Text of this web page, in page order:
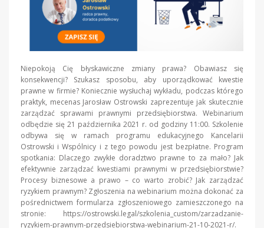
Niepokoją Cię błyskawiczne zmiany prawa? Obawiasz się
konsekwencji? Szukasz sposobu, aby uporządkować kwestie
prawne w firmie? Koniecznie wysłuchaj wykładu, podczas którego
praktyk, mecenas Jarosław Ostrowski zaprezentuje jak skutecznie
zarządzać sprawami prawnymi przedsiębiorstwa. Webinarium
odbędzie się 21 października 2021 r. od godziny 11:00. Szkolenie
odbywa się w ramach programu edukacyjnego Kancelarii
Ostrowski i Wspólnicy i z tego powodu jest bezpłatne. Program
spotkania: Dlaczego zwykłe doradztwo prawne to za mało? Jak
efektywnie zarządzać kwestiami prawnymi w przedsiębiorstwie?
Procesy biznesowe a prawo – co warto zrobić? Jak zarządzać
ryzykiem prawnym? Zgłoszenia na webinarium można dokonać za
pośrednictwem formularza zgłoszeniowego zamieszczonego na
stronie: https://ostrowski.legal/szkolenia_custom/zarzadzanie-
ryzykiem-prawnym-przedsiebiorstwa-webinarium-21-10-2021-r/.